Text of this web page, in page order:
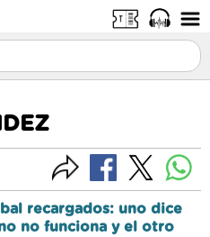
recargados: uno dice
no funciona y el otro